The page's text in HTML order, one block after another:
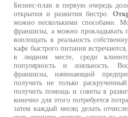
Бизнес-план в первую очередь
открытия и развития бистро.
можно несколькими способами.
франшизы, а можно прокладывать
воплощать в реальность
кафе быстрого питания
в людном месте, среди
популярность и лояльность.
франшизы, начинающий
получить не только
получить помощь и советы в
конечно для этого потребуется
затем каждый месяц делать